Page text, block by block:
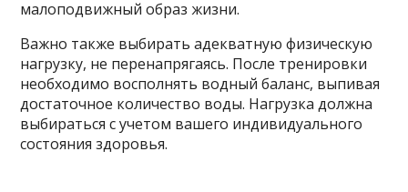
малоподвижный образ жизни.
Важно также выбирать адекватную физическую
нагрузку, не перенапрягаясь. После тренировки
необходимо восполнять водный баланс, выпивая
достаточное количество воды. Нагрузка должна
выбираться с учетом вашего индивидуального
состояния здоровья.